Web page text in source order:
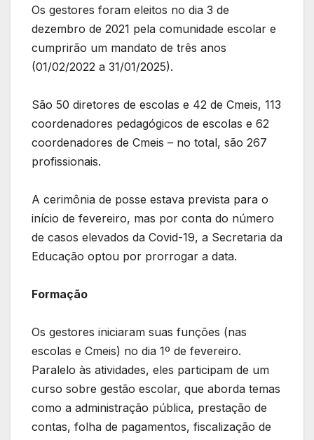
Os gestores foram eleitos no dia 3 de
dezembro de 2021 pela comunidade escolar e
cumprirão um mandato de três anos
(01/02/2022 a 31/01/2025).
São 50 diretores de escolas e 42 de Cmeis, 113
coordenadores pedagógicos de escolas e 62
coordenadores de Cmeis – no total, são 267
profissionais.
A cerimônia de posse estava prevista para o
início de fevereiro, mas por conta do número
de casos elevados da Covid-19, a Secretaria da
Educação optou por prorrogar a data.
Formação
Os gestores iniciaram suas funções (nas
escolas e Cmeis) no dia 1º de fevereiro.
Paralelo às atividades, eles participam de um
curso sobre gestão escolar, que aborda temas
como a administração pública, prestação de
contas, folha de pagamentos, fiscalização de